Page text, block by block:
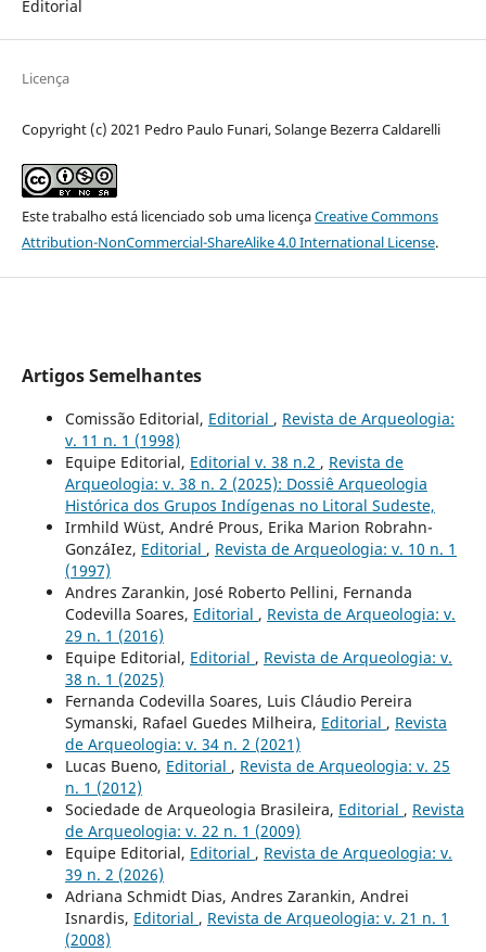
Editorial
Licença
Copyright (c) 2021 Pedro Paulo Funari, Solange Bezerra Caldarelli
Este trabalho está licenciado sob uma licençaCreative Commons
Attribution-NonCommercial-ShareAlike 4.0 International License.
Artigos Semelhantes
Comissão Editorial, Editorial , Revista de Arqueologia:
v. 11 n. 1 (1998)
Equipe Editorial, Editorial v. 38 n.2 , Revista de
Arqueologia: v. 38 n. 2 (2025): Dossiê Arqueologia
Histórica dos Grupos Indígenas no Litoral Sudeste,
Irmhild Wüst, André Prous, Erika Marion Robrahn-
GonzáIez, Editorial , Revista de Arqueologia: v. 10 n. 1
(1997)
Andres Zarankin, José Roberto Pellini, Fernanda
Codevilla Soares, Editorial , Revista de Arqueologia: v.
29 n. 1 (2016)
Equipe Editorial, Editorial , Revista de Arqueologia: v.
38 n. 1 (2025)
Fernanda Codevilla Soares, Luis Cláudio Pereira
Symanski, Rafael Guedes Milheira, Editorial , Revista
de Arqueologia: v. 34 n. 2 (2021)
Lucas Bueno, Editorial , Revista de Arqueologia: v. 25
n. 1 (2012)
Sociedade de Arqueologia Brasileira, Editorial , Revista
de Arqueologia: v. 22 n. 1 (2009)
Equipe Editorial, Editorial , Revista de Arqueologia: v.
39 n. 2 (2026)
Adriana Schmidt Dias, Andres Zarankin, Andrei
Isnardis, Editorial , Revista de Arqueologia: v. 21 n. 1
(2008)